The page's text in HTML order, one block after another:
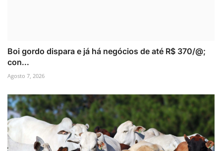
Boi gordo dispara e já há negócios de até R$ 370/@;
con...
Agosto 7, 2026